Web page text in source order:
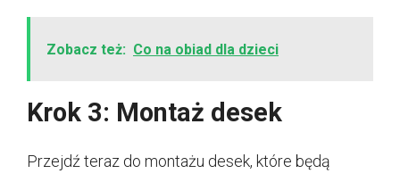
Zobacz też: Co na obiad dla dzieci
Krok 3: Montaż desek
Przejdź teraz do montażu desek, które będą